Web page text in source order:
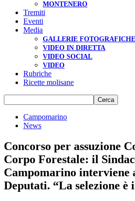
MONTENERO
Tremiti
Eventi
Media
GALLERIE FOTOGRAFICHE
VIDEO IN DIRETTA
VIDEO SOCIAL
VIDEO
Rubriche
Ricette molisane
Campomarino
News
Concorso per assuzione
Corpo Forestale: il
Campomarino interviene
Deputati. “La selezione è